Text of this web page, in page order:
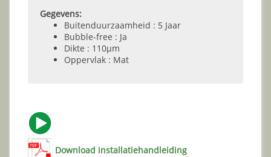
Gegevens:
Buitenduurzaamheid : 5 Jaar
Bubble-free : Ja
Dikte : 110µm
Oppervlak : Mat
Download installatiehandleiding